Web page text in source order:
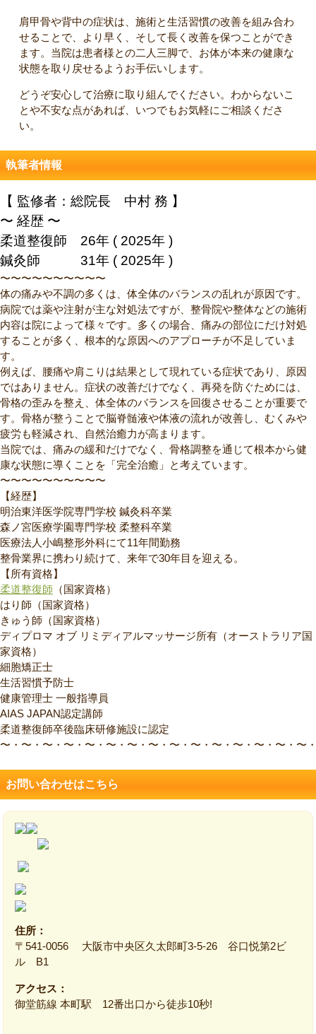
肩甲骨や背中の症状は、施術と生活習慣の改善を組み合わ
せることで、より早く、そして長く改善を保つことができ
ます。当院は患者様との二人三脚で、お体が本来の健康な
状態を取り戻せるようお手伝いします。
どうぞ安心して治療に取り組んでください。わからないこ
とや不安な点があれば、いつでもお気軽にご相談くださ
い。
執筆者情報
【 監修者：総院長 中村 務 】
〜 経歴 〜
柔道整復師 26年 ( 2025年 )
鍼灸師 31年 ( 2025年 )
〜〜〜〜〜〜〜〜〜〜
体の痛みや不調の多くは、体全体のバランスの乱れが原因です。
病院では薬や注射が主な対処法ですが、整骨院や整体などの施術
内容は院によって様々です。多くの場合、痛みの部位にだけ対処
することが多く、根本的な原因へのアプローチが不足していま
す。
例えば、腰痛や肩こりは結果として現れている症状であり、原因
ではありません。症状の改善だけでなく、再発を防ぐためには、
骨格の歪みを整え、体全体のバランスを回復させることが重要で
す。骨格が整うことで脳脊髄液や体液の流れが改善し、むくみや
疲労も軽減され、自然治癒力が高まります。
当院では、痛みの緩和だけでなく、骨格調整を通じて根本から健
康な状態に導くことを「完全治癒」と考えています。
〜〜〜〜〜〜〜〜〜〜
【経歴】
明治東洋医学院専門学校 鍼灸科卒業
森ノ宮医療学園専門学校 柔整科卒業
医療法人小嶋整形外科にて11年間勤務
整骨業界に携わり続けて、来年で30年目を迎える。
【所有資格】
柔道整復師 （国家資格）
はり師（国家資格）
きゅう師（国家資格）
ディプロマ オブ リミディアルマッサージ所有（オーストラリア国
家資格）
細胞矯正士
生活習慣予防士
健康管理士 一般指導員
AIAS JAPAN認定講師
柔道整復師卒後臨床研修施設に認定
〜・〜・〜・〜・〜・〜・〜・〜・〜・〜・〜・〜・〜・〜・〜
お問い合わせはこちら
住所：
〒541-0056 大阪市中央区久太郎町3-5-26 谷口悦第2ビ
ル B1
アクセス：
御堂筋線 本町駅 12番出口から徒歩10秒!